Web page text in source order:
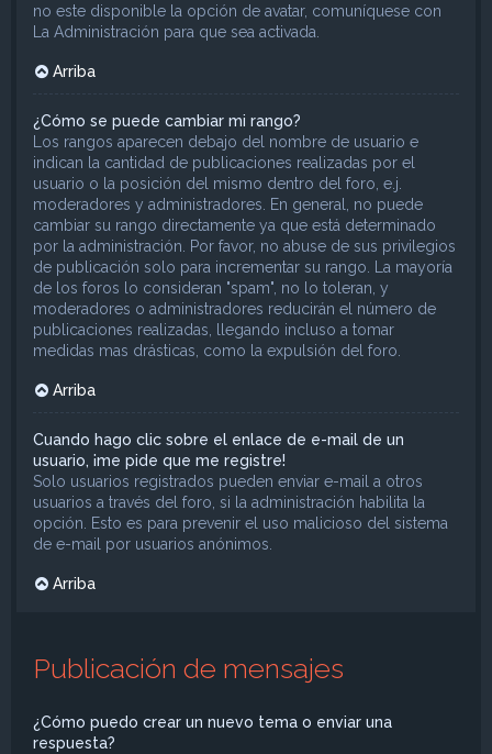
no este disponible la opción de avatar, comuníquese con
La Administración para que sea activada.
Arriba
¿Cómo se puede cambiar mi rango?
Los rangos aparecen debajo del nombre de usuario e
indican la cantidad de publicaciones realizadas por el
usuario o la posición del mismo dentro del foro, e.j.
moderadores y administradores. En general, no puede
cambiar su rango directamente ya que está determinado
por la administración. Por favor, no abuse de sus privilegios
de publicación solo para incrementar su rango. La mayoría
de los foros lo consideran "spam", no lo toleran, y
moderadores o administradores reducirán el número de
publicaciones realizadas, llegando incluso a tomar
medidas mas drásticas, como la expulsión del foro.
Arriba
Cuando hago clic sobre el enlace de e-mail de un
usuario, ¡me pide que me registre!
Solo usuarios registrados pueden enviar e-mail a otros
usuarios a través del foro, si la administración habilita la
opción. Esto es para prevenir el uso malicioso del sistema
de e-mail por usuarios anónimos.
Arriba
Publicación de mensajes
¿Cómo puedo crear un nuevo tema o enviar una
respuesta?